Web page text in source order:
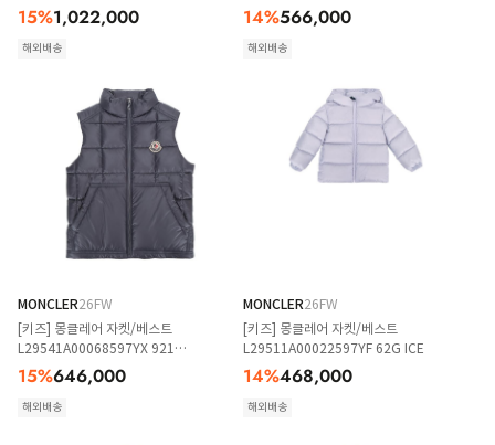
15%1,022,000
해외배송
DARKGREY
14%566,000
해외배송
MONCLER26FW
[키즈] 몽클레어 자켓/베스트
L29541A00068597YX 921
DARKGREY
15%646,000
해외배송
MONCLER26FW
[키즈] 몽클레어 자켓/베스트
L29511A00022597YF 62G ICE
14%468,000
해외배송